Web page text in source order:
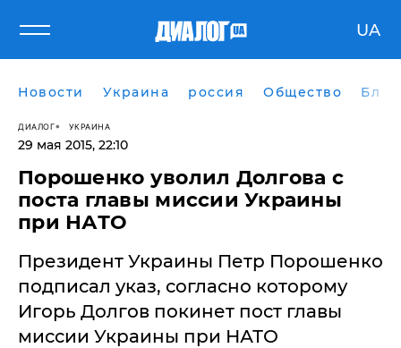
UA
Новости Украина россия Общество
ДИАЛОГ УКРАИНА
29 мая 2015, 22:10
Порошенко уволил Долгова с
поста главы миссии Украины
при НАТО
​Президент Украины Петр Порошенко
подписал указ, согласно которому
Игорь Долгов покинет пост главы
миссии Украины при НАТО